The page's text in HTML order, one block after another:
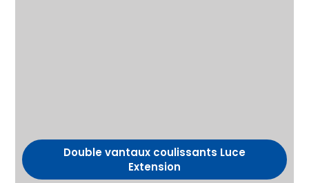
Double vantaux coulissants Luce
Extension